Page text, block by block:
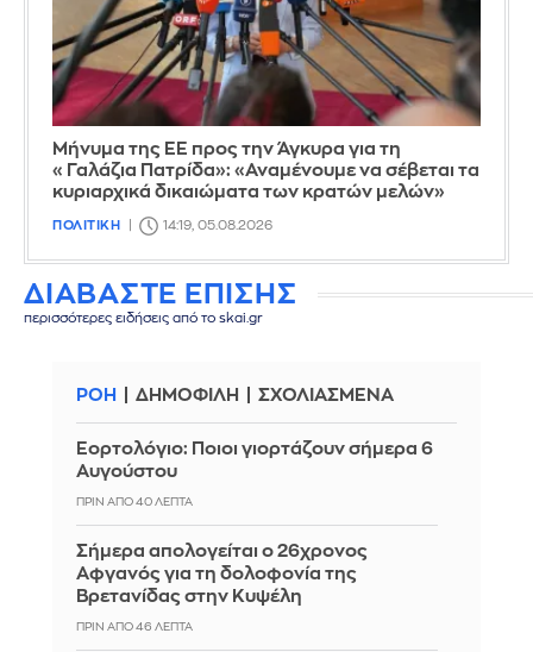
Μήνυμα της ΕΕ προς την Άγκυρα για τη
«Γαλάζια Πατρίδα»: «Αναμένουμε να σέβεται τα
κυριαρχικά δικαιώματα των κρατών μελών»
ΠΟΛΙΤΙΚΗ 14:19, 05.08.2026
ΔΙΑΒΑΣΤΕ ΕΠΙΣΗΣ
περισσότερες ειδήσεις από το skai.gr
ΡΟΗ ΔΗΜΟΦΙΛΗ ΣΧΟΛΙΑΣΜΕΝΑ
Εορτολόγιο: Ποιοι γιορτάζουν σήμερα 6
Αυγούστου
ΠΡΙΝ ΑΠΌ 40 ΛΕΠΤΆ
Σήμερα απολογείται ο 26χρονος
Αφγανός για τη δολοφονία της
Βρετανίδας στην Κυψέλη
ΠΡΙΝ ΑΠΌ 46 ΛΕΠΤΆ